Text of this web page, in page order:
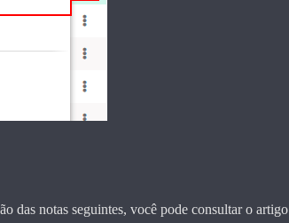
das notas seguintes, você pode consultar o artigo